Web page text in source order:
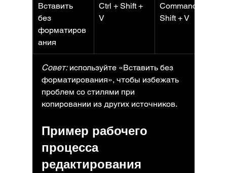
Вставить
без
форматиров
ания
Ctrl + Shift +
V
Command +
Shift + V
Совет: используйте «Вставить без
форматирования», чтобы избежать
проблем со стилями при
копировании из других источников.
Пример рабочего
процесса
редактирования